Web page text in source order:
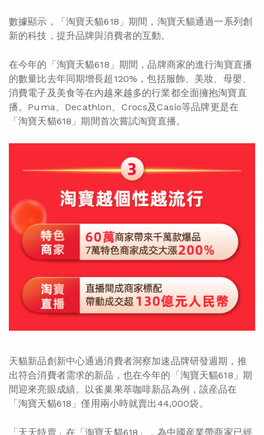
數據顯示，「淘寶天貓618」期間，淘寶天貓通過一系列創
新的科技，提升品牌與消費者的互動。
在今年的「淘寶天貓618」期間，品牌商家的進行淘寶直播
的數量比去年同期增長超120%，包括服飾、美妝、母嬰、
消費電子及美食等在內越來越多的行業都全面擁抱淘寶直
播。Puma、Decathlon、Crocs及Casio等品牌更是在
「淘寶天貓618」期間首次嘗試淘寶直播。
天貓新品創新中心通過消費者洞察加速品牌研發週期，推
出符合消費者需求的新品，也在今年的「淘寶天貓618」期
間迎來亮眼成績。以雀巢果萃咖啡新品為例，該産品在
「淘寶天貓618」僅用兩小時就賣出44,000袋。
「天天特賣」在「淘寶天貓618」，為中國産業帶商家已經